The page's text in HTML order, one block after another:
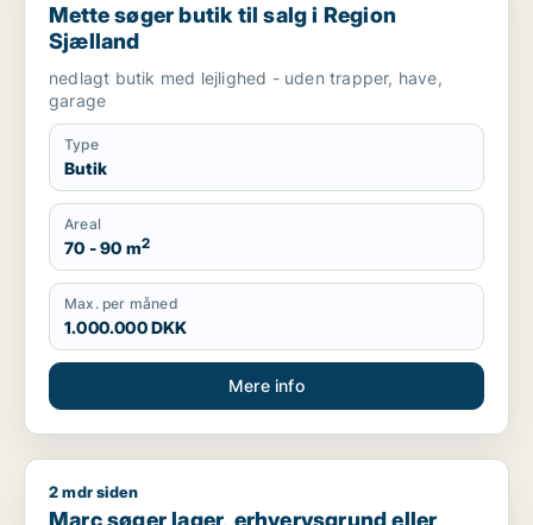
Mette søger butik til salg i Region
Sjælland
nedlagt butik med lejlighed - uden trapper, have,
garage
Type
Butik
Areal
70 - 90 m2
Max. per måned
1.000.000 DKK
Mere info
Marc søger lager, erhvervsgrund eller garage til salg i
2 mdr siden
Marc søger lager, erhvervsgrund eller